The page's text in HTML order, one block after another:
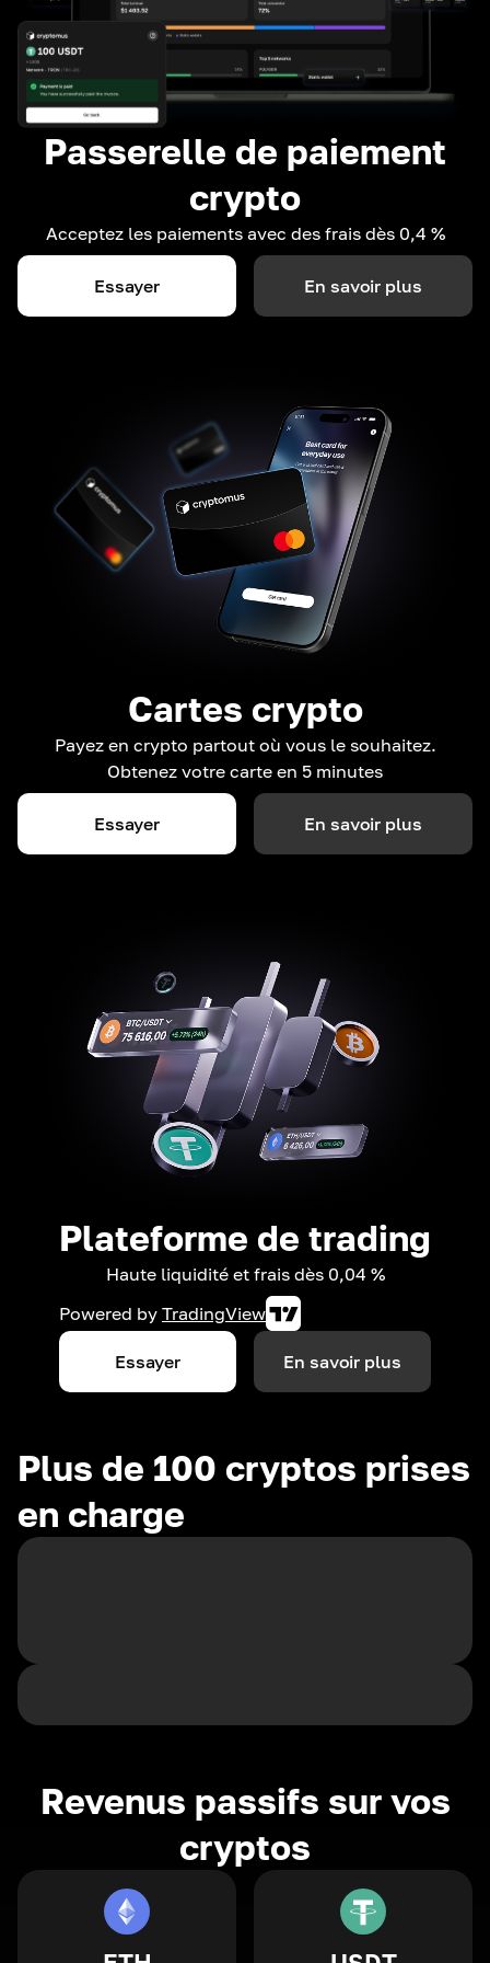
Passerelle de paiement
crypto
Acceptez les paiements avec des frais dès 0,4 %
Essayer En savoir plus
Cartes crypto
Payez en crypto partout où vous le souhaitez.
Obtenez votre carte en 5 minutes
Essayer En savoir plus
Plateforme de trading
Haute liquidité et frais dès 0,04 %
Powered by TradingView
Essayer En savoir plus
Plus de 100 cryptos prises
en charge
Revenus passifs sur vos
cryptos